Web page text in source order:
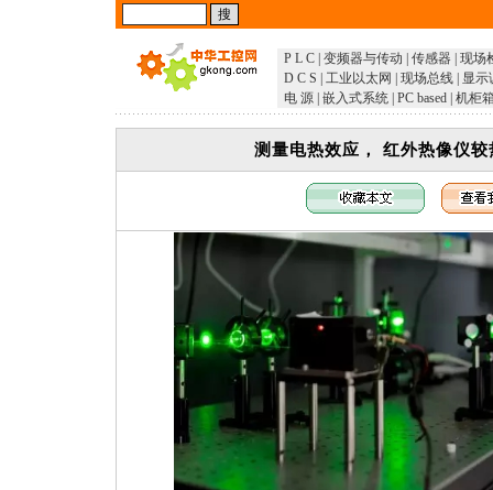
P L C 变频器与传动 传感器 现场
D C S
工业以太网 现场总线
显示
电 源 嵌入式系统 PC based 机柜
测量电热效应， 红外热像仪